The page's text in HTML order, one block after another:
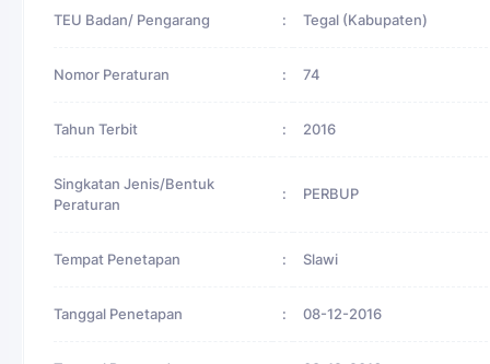
TEU Badan/ Pengarang : Tegal (Kabupaten)
Nomor Peraturan : 74
Tahun Terbit : 2016
Singkatan Jenis/Bentuk
Peraturan
: PERBUP
Tempat Penetapan : Slawi
Tanggal Penetapan : 08-12-2016